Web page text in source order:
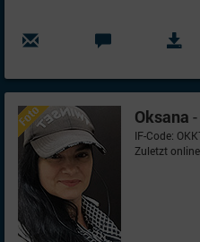
Oksana
IF-Code:
Zuletzt